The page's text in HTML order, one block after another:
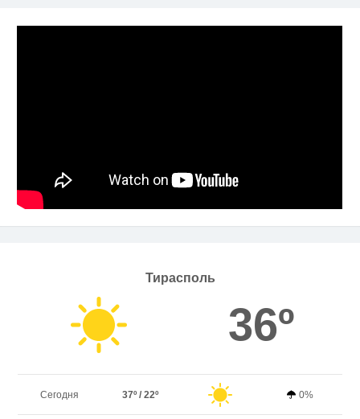
Тирасполь
36º
Сегодня 37º / 22º 0%